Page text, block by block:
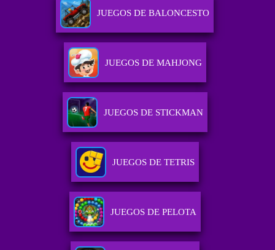
JUEGOS DE BALONCESTO
JUEGOS DE MAHJONG
JUEGOS DE STICKMAN
JUEGOS DE TETRIS
JUEGOS DE PELOTA